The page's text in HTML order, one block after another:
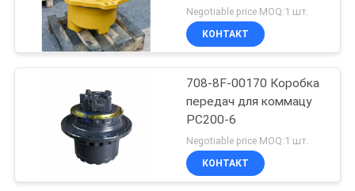
4552771 конечная
коробка уменьшения
привода
Negotiable price MOQ:1 шт.
КОНТАКТ
708-8F-00170 Коробка
передач для коммацу
PC200-6
Negotiable price MOQ:1 шт.
КОНТАКТ